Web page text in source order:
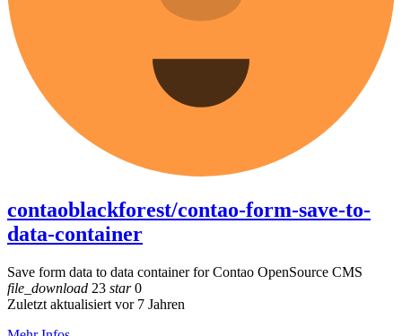
contaoblackforest/contao-form-save-to-
data-container
Save form data to data container for Contao OpenSource CMS
file_download 23 star0
Zuletzt aktualisiert vor 7 Jahren